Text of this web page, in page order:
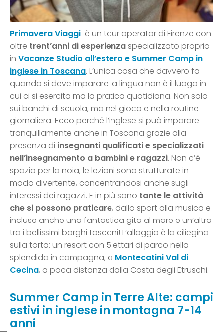
Primavera Viaggi è un tour operator di Firenze con
oltre trent’anni di esperienzaspecializzato proprio
in Vacanze Studio all’estero e Summer Camp in
inglese in Toscana. L’unica cosa che davvero fa
quando si deve imparare la lingua non è il luogo in
cui ci si esercita ma la pratica quotidiana. Non solo
sui banchi di scuola, ma nel gioco e nella routine
giornaliera. Ecco perché l’inglese si può imparare
tranquillamente anche in Toscana grazie alla
presenza di insegnanti qualificati e specializzati
nell’insegnamento a bambini e ragazzi. Non c’è
spazio per la noia, le lezioni sono strutturate in
modo divertente, concentrandosi anche sugli
interessi dei ragazzi. E in più sono tante le attività
che si possono praticare, dallo sport alla musica e
incluse anche una fantastica gita al mare e un’altra
tra i bellissimi borghi toscani! L’alloggio è la ciliegina
sulla torta: un resort con 5 ettari di parco nella
splendida in campagna, a Montecatini Val di
Cecina, a poca distanza dalla Costa degli Etruschi.
Summer Camp in Terre Alte: campi
estivi in inglese in montagna 7-14
anni